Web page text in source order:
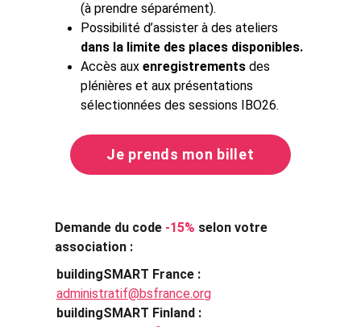
(à prendre séparément).
Possibilité d’assister à des ateliers
dans la limite des places disponibles.
Accès aux enregistrements des
plénières et aux présentations
sélectionnées des sessions IBO26.
Je prends mon billet
Demande du code -15% selon votre
association :
buildingSMART France :
administratif@bsfrance.org
buildingSMART Finland :